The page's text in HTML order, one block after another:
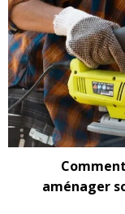
aménager